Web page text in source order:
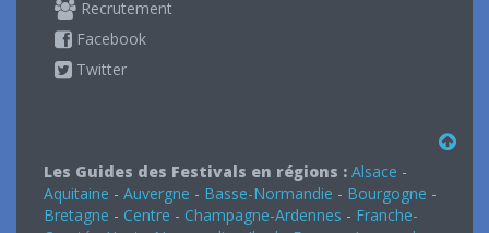
Recrutement
Facebook
Twitter
Les Guides des Festivals en régions : Alsace -
Aquitaine - Auvergne - Basse-Normandie - Bourgogne -
Bretagne - Centre - Champagne-Ardennes - Franche-